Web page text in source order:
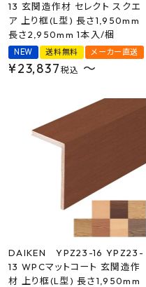
13 玄関造作材 セレクト スクエ
ア 上り框(L型) 長さ1,950mm
長さ2,950mm 1本入/梱
NEW 送料無料 メーカー直送
¥23,837 税込 〜
DAIKEN YPZ23-16 YPZ23-
13 WPCマットコート 玄関造作
材 上り框(L型) 長さ1,950mm